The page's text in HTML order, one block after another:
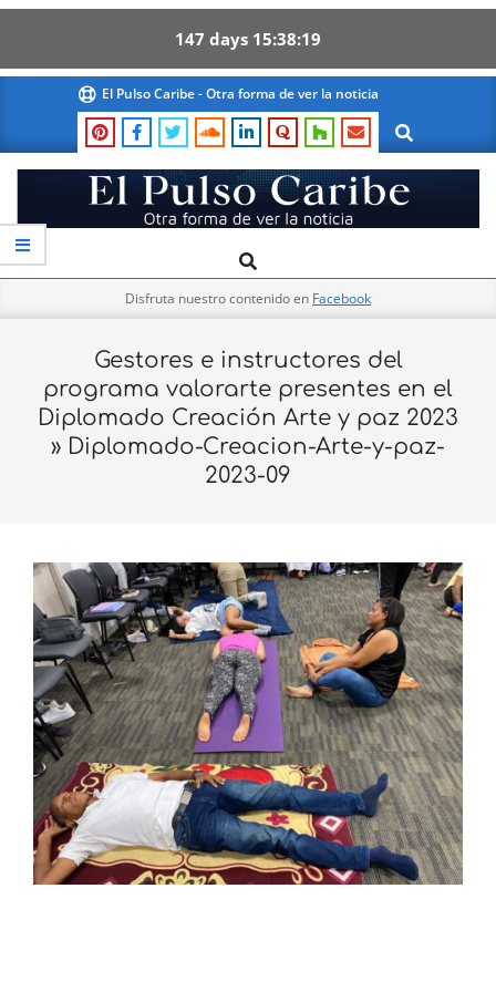
147 days 15 38 19
content
El Pulso Caribe - Otra forma de ver la noticia
Search
El
Pulso
Primary
Navigation
Search
Disfruta nuestro contenido en Facebook
Gestores e instructores del
programa valorarte presentes en el
Diplomado Creación Arte y paz 2023
» Diplomado-Creacion-Arte-y-paz-
2023-09